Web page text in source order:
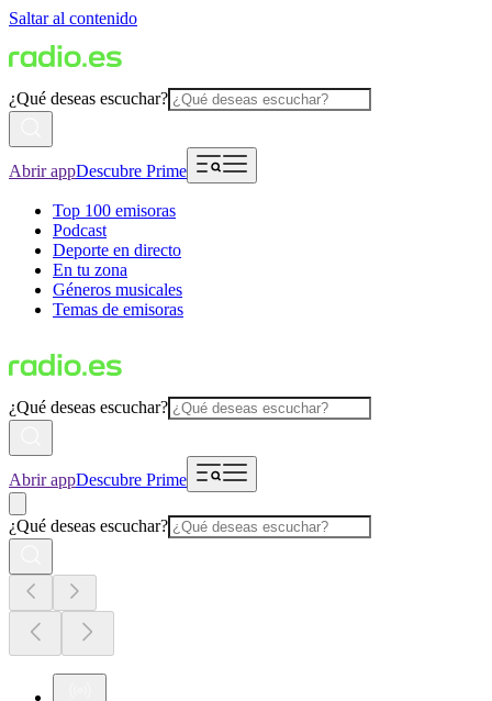
Saltar al contenido
¿Qué deseas escuchar?
Abrir appDescubre Prime
Top 100 emisoras
Podcast
Deporte en directo
En tu zona
Géneros musicales
Temas de emisoras
¿Qué deseas escuchar?
Abrir appDescubre Prime
¿Qué deseas escuchar?